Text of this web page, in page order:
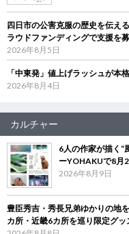
四日市の公害克服の歴史を伝え
ラウドファンディングで支援を
2026年8月5日
「中東発」値上げラッシュが
2026年8月4日
カルチャー
6人の作家が描く
ーYOHAKUで8月
2026年8月9日
豊臣秀吉・秀長兄弟ゆかりの地
カ所・近畿6カ所を巡り限定グッ